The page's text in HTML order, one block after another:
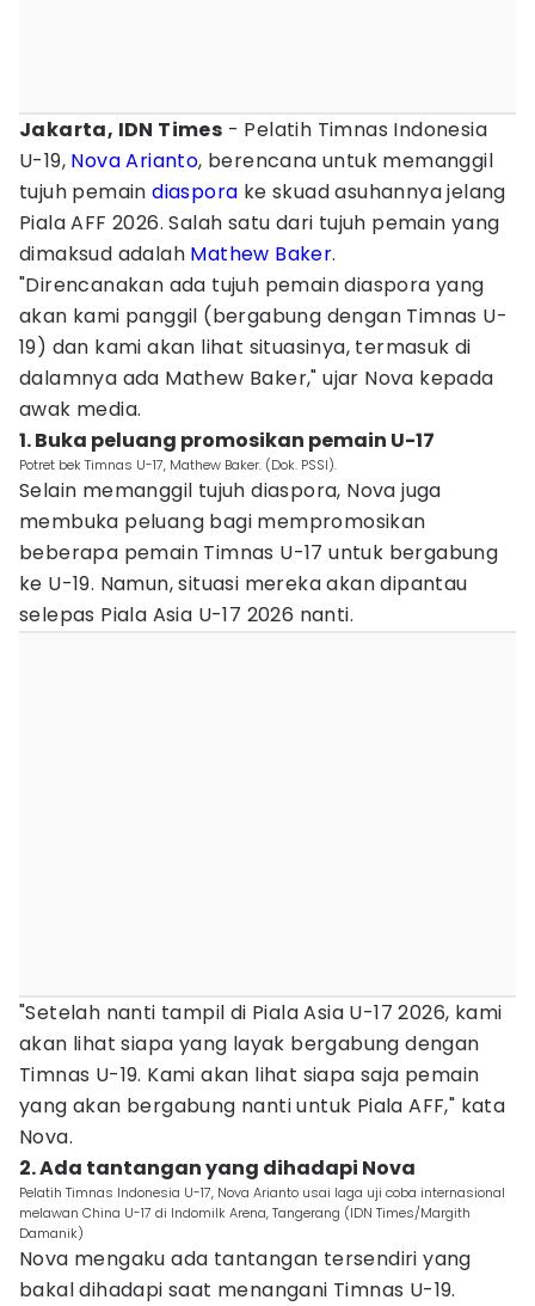
Jakarta, IDN Times - Pelatih Timnas Indonesia
U-19, Nova Arianto, berencana untuk memanggil
tujuh pemaindiaspora ke skuad asuhannya jelang
Piala AFF 2026. Salah satu dari tujuh pemain yang
dimaksud adalah Mathew Baker.
"Direncanakan ada tujuh pemain diaspora yang
akan kami panggil (bergabung dengan Timnas U-
19) dan kami akan lihat situasinya, termasuk di
dalamnya ada Mathew Baker," ujar Nova kepada
awak media.
1. Buka peluang promosikan pemain U-17
Potret bek Timnas U-17, Mathew Baker. (Dok. PSSI).
Selain memanggil tujuh diaspora, Nova juga
membuka peluang bagi mempromosikan
beberapa pemain Timnas U-17 untuk bergabung
ke U-19. Namun, situasi mereka akan dipantau
selepas Piala Asia U-17 2026 nanti.
"Setelah nanti tampil di Piala Asia U-17 2026, kami
akan lihat siapa yang layak bergabung dengan
Timnas U-19. Kami akan lihat siapa saja pemain
yang akan bergabung nanti untuk Piala AFF," kata
Nova.
2. Ada tantangan yang dihadapi Nova
Pelatih Timnas Indonesia U-17, Nova Arianto usai laga uji coba internasional
melawan China U-17 di Indomilk Arena, Tangerang (IDN Times/Margith
Damanik)
Nova mengaku ada tantangan tersendiri yang
bakal dihadapi saat menangani Timnas U-19.